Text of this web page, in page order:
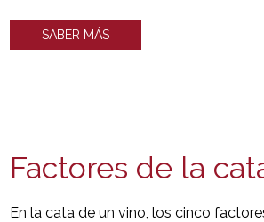
SABER MÁS
Factores de la
En la cata de un vino, los cinco